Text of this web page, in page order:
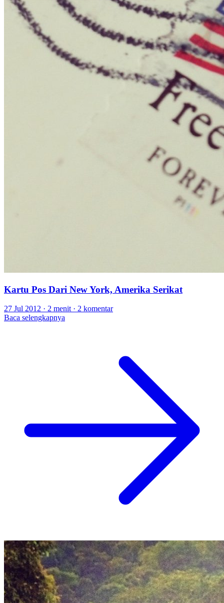
Kartu Pos Dari New York, Amerika Serikat
27 Jul 2012 · 2 menit · 2 komentar
Baca selengkapnya